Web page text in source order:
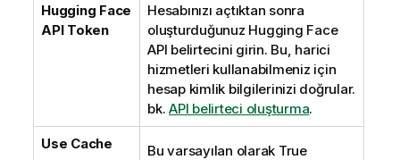
Hugging Face
API Token
Hesabınızı açtıktan sonra
oluşturduğunuz Hugging Face
API belirtecini girin. Bu, harici
hizmetleri kullanabilmeniz için
hesap kimlik bilgilerinizi doğrular.
bk. API belirteci oluşturma.
Use Cache
Bu varsayılan olarak True